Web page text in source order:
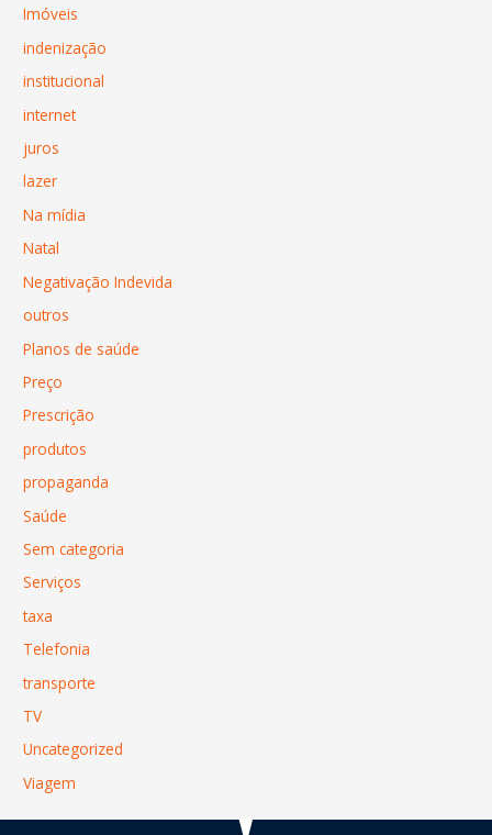
Imóveis
indenização
institucional
internet
juros
lazer
Na mídia
Natal
Negativação Indevida
outros
Planos de saúde
Preço
Prescrição
produtos
propaganda
Saúde
Sem categoria
Serviços
taxa
Telefonia
transporte
TV
Uncategorized
Viagem